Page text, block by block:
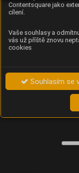
Contentsquare jako
cílení.
Vaše souhlasy a
vás už příště znovu
cookies
Souhlasím se